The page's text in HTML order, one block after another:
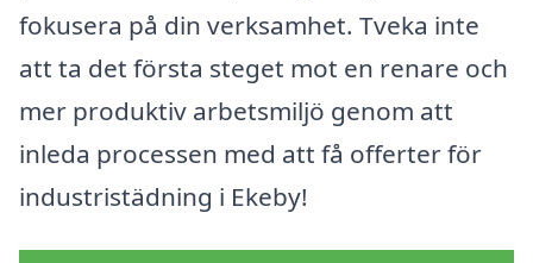
fokusera på din verksamhet. Tveka inte
att ta det första steget mot en renare och
mer produktiv arbetsmiljö genom att
inleda processen med att få offerter för
industristädning i Ekeby!